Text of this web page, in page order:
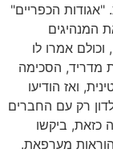
הכפריים"
המנהיגים
אמרו לו
מדריד, הסכימה
ואז הודיעו
רק עם החברים
כזאת, ביקשו
מערפאת.